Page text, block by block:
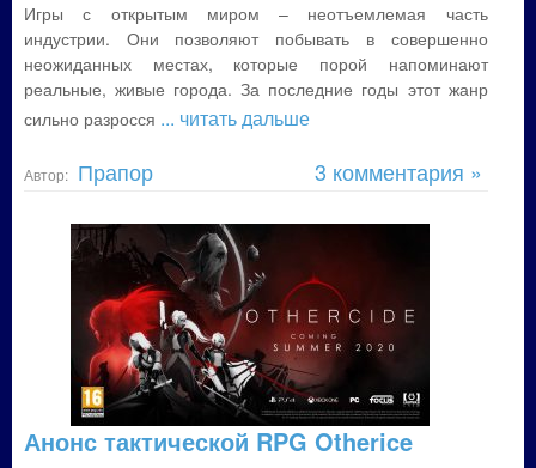
Игры с открытым миром – неотъемлемая часть
индустрии. Они позволяют побывать в совершенно
неожиданных местах, которые порой напоминают
реальные, живые города. За последние годы этот жанр
сильно разросся ... читать дальше
Автор: Прапор 3 комментария »
Анонс тактической RPG Otherice